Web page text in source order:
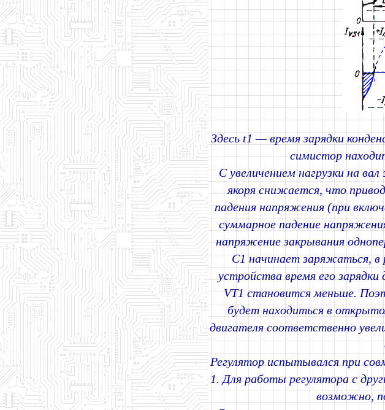
Здесь t1 — время зарядки
симистор
С увеличением нагрузки на
якоря снижается, что
падения напряжения (при
суммарное падение
напряжение закрывания
С1 начинает заряжаться, в
устройства время его
VT1 становится меньше.
будет находиться в
двигателя соответственно
Регулятор испытывался при
1. Для работы регулятора с
возможно,